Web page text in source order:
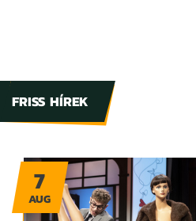
FRISS HÍREK
7
AUG